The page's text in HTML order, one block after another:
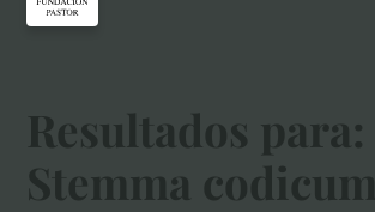
Resultados para:
Stemma codicum